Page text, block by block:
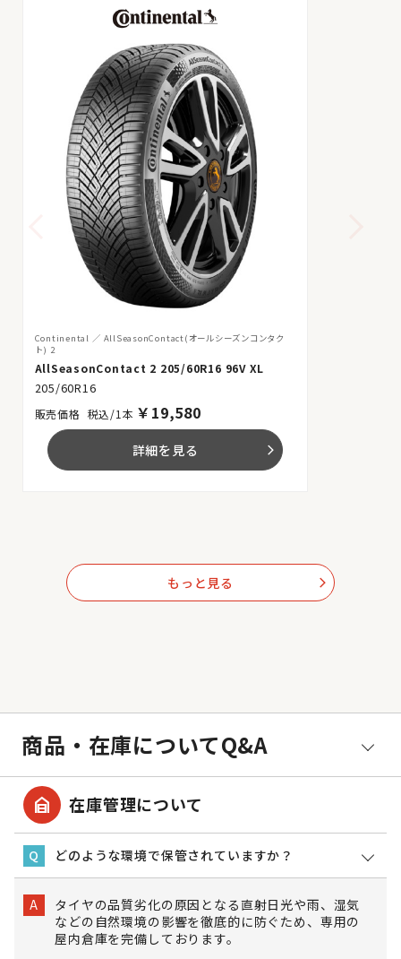
Continental
AllSeasonContact(オールシーズンコンタク
ト) 2
AllSeasonContact 2 205/60R16 96V XL
205/60R16
税込/1本 ￥ 19,580
詳細を見る arrow_forward_ios
もっと見る arrow_forward_ios
商品・在庫についてQ&A
garage_home 在庫管理について
Q どのような環境で保管されていますか？
A
タイヤの品質劣化の原因となる直射日光や雨、湿気
などの自然環境の影響を徹底的に防ぐため、専用の
屋内倉庫を完備しております。